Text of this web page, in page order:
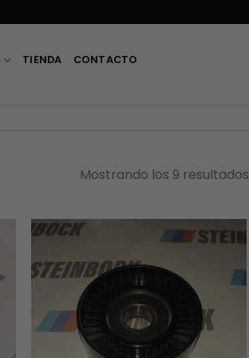
TIENDA CONTACTO
Mostrando los 9 resultados